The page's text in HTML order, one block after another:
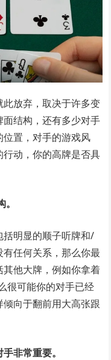
放弃，取决于许多变
结构，还有多少对手
置，对手的游戏风
动，你的高牌是否具
括明显的顺子听牌和/
任何关系，那么你最
他大牌，例如你拿着
很可能你的对手已经
向于翻前用大高张跟
非常重要。